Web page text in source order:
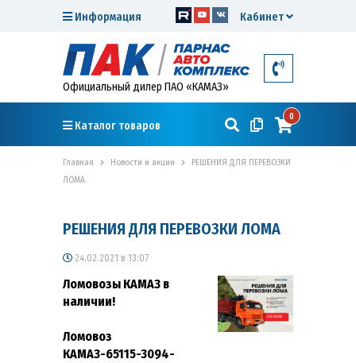
Кабинет
Информация
Официальный дилер ПАО «КАМАЗ»
Каталог товаров
0
Главная Новости и акции
РЕШЕНИЯ ДЛЯ ПЕРЕВОЗКИ
ЛОМА
РЕШЕНИЯ ДЛЯ ПЕРЕВОЗКИ ЛОМА
24.02.2021 в 13:07
Ломовозы КАМАЗ в
наличии!
Ломовоз
КАМАЗ-65115-3094-